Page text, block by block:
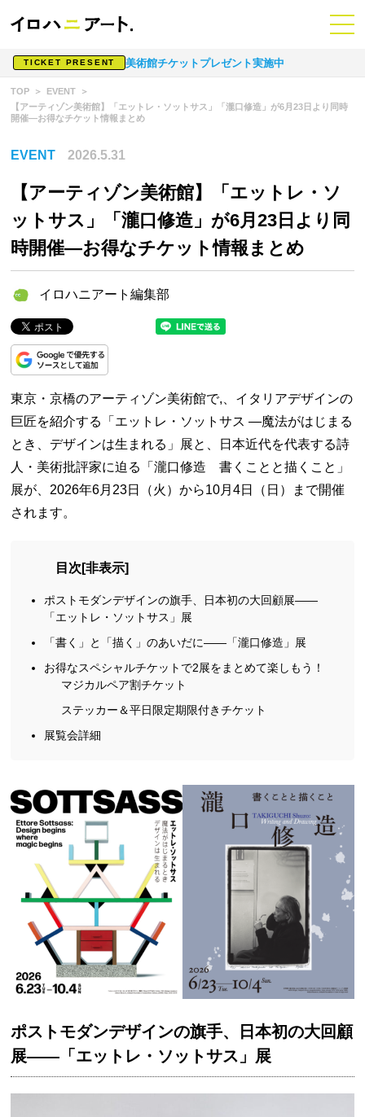
TICKET PRESENT 美術館チケットプレゼント実施中
TOP
EVENT
【アーティゾン美術館】「エットレ・ソットサス」「瀧口修造」が6月23日より同時
開催—お得なチケット情報まとめ
EVENT 2026.5.31
【アーティゾン美術館】「エットレ・ソ
ットサス」「瀧口修造」が6月23日より同
時開催—お得なチケット情報まとめ
イロハニアート編集部
東京・京橋のアーティゾン美術館で,、イタリアデザインの
巨匠を紹介する「エットレ・ソットサス —魔法がはじまる
とき、デザインは生まれる」展と、日本近代を代表する詩
人・美術批評家に迫る「瀧口修造 書くことと描くこと」
展が、2026年6月23日（火）から10月4日（日）まで開催
されます。
目次 [非表示]
ポストモダンデザインの旗手、日本初の大回顧展——
「エットレ・ソットサス」展
「書く」と「描く」のあいだに——「瀧口修造」展
お得なスペシャルチケットで2展をまとめて楽しもう！
マジカルペア割チケット
ステッカー＆平日限定期限付きチケット
展覧会詳細
ポストモダンデザインの旗手、日本初の大回顧
展——「エットレ・ソットサス」展